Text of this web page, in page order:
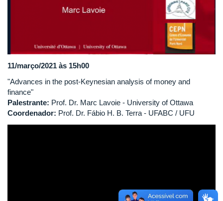
11/março/2021 às 15h00
"Advances in the post-Keynesian analysis of money and
finance"
Palestrante: Prof. Dr. Marc Lavoie - University of Ottawa
Coordenador: Prof. Dr. Fábio H. B. Terra - UFABC / UFU